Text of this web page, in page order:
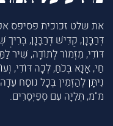
את שלט זכוכית פסיפס
דְּרַבָּנָן, קַדִּישׁ דְּרַבָּנָן,
דּוֹדִי, מִזְמוֹר לְתוֹדָה, שִׁיר
חַי, אָנָּא בְּכֹחַ, לְכָה דּוֹדִי,
מ"מ, תְּלִיָּה עִם סְפֵּיְסֶרִים.